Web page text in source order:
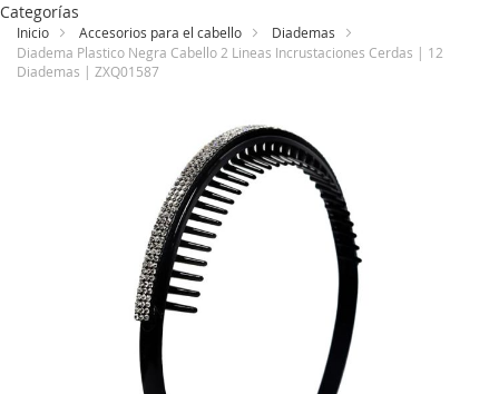
contenido
Categorías
Inicio Accesorios para el cabello
Diademas
Diadema Plastico Negra Cabello 2 Lineas Incrustaciones Cerdas | 12
Diademas | ZXQ01587